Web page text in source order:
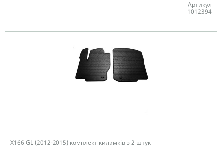
Артикул
1012394
X166 GL (2012-2015) комплект килимків з 2 штук